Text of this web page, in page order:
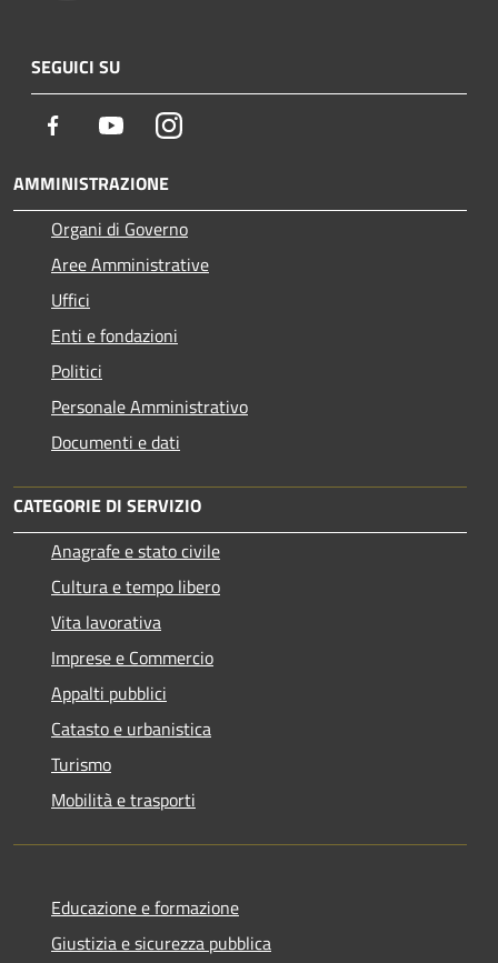
SEGUICI SU
Facebook YoutubeInstagram
AMMINISTRAZIONE
Organi di Governo
Aree Amministrative
Uffici
Enti e fondazioni
Politici
Personale Amministrativo
Documenti e dati
CATEGORIE DI SERVIZIO
Anagrafe e stato civile
Cultura e tempo libero
Vita lavorativa
Imprese e Commercio
Appalti pubblici
Catasto e urbanistica
Turismo
Mobilità e trasporti
Educazione e formazione
Giustizia e sicurezza pubblica